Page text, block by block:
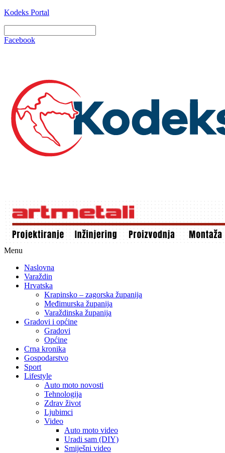
Kodeks Portal
Facebook
Menu
Naslovna
Varaždin
Hrvatska
Krapinsko – zagorska županija
Međimurska županija
Varaždinska županija
Gradovi i općine
Gradovi
Općine
Crna kronika
Gospodarstvo
Sport
Lifestyle
Auto moto novosti
Tehnologija
Zdrav život
Ljubimci
Video
Auto moto video
Uradi sam (DIY)
Smiješni video